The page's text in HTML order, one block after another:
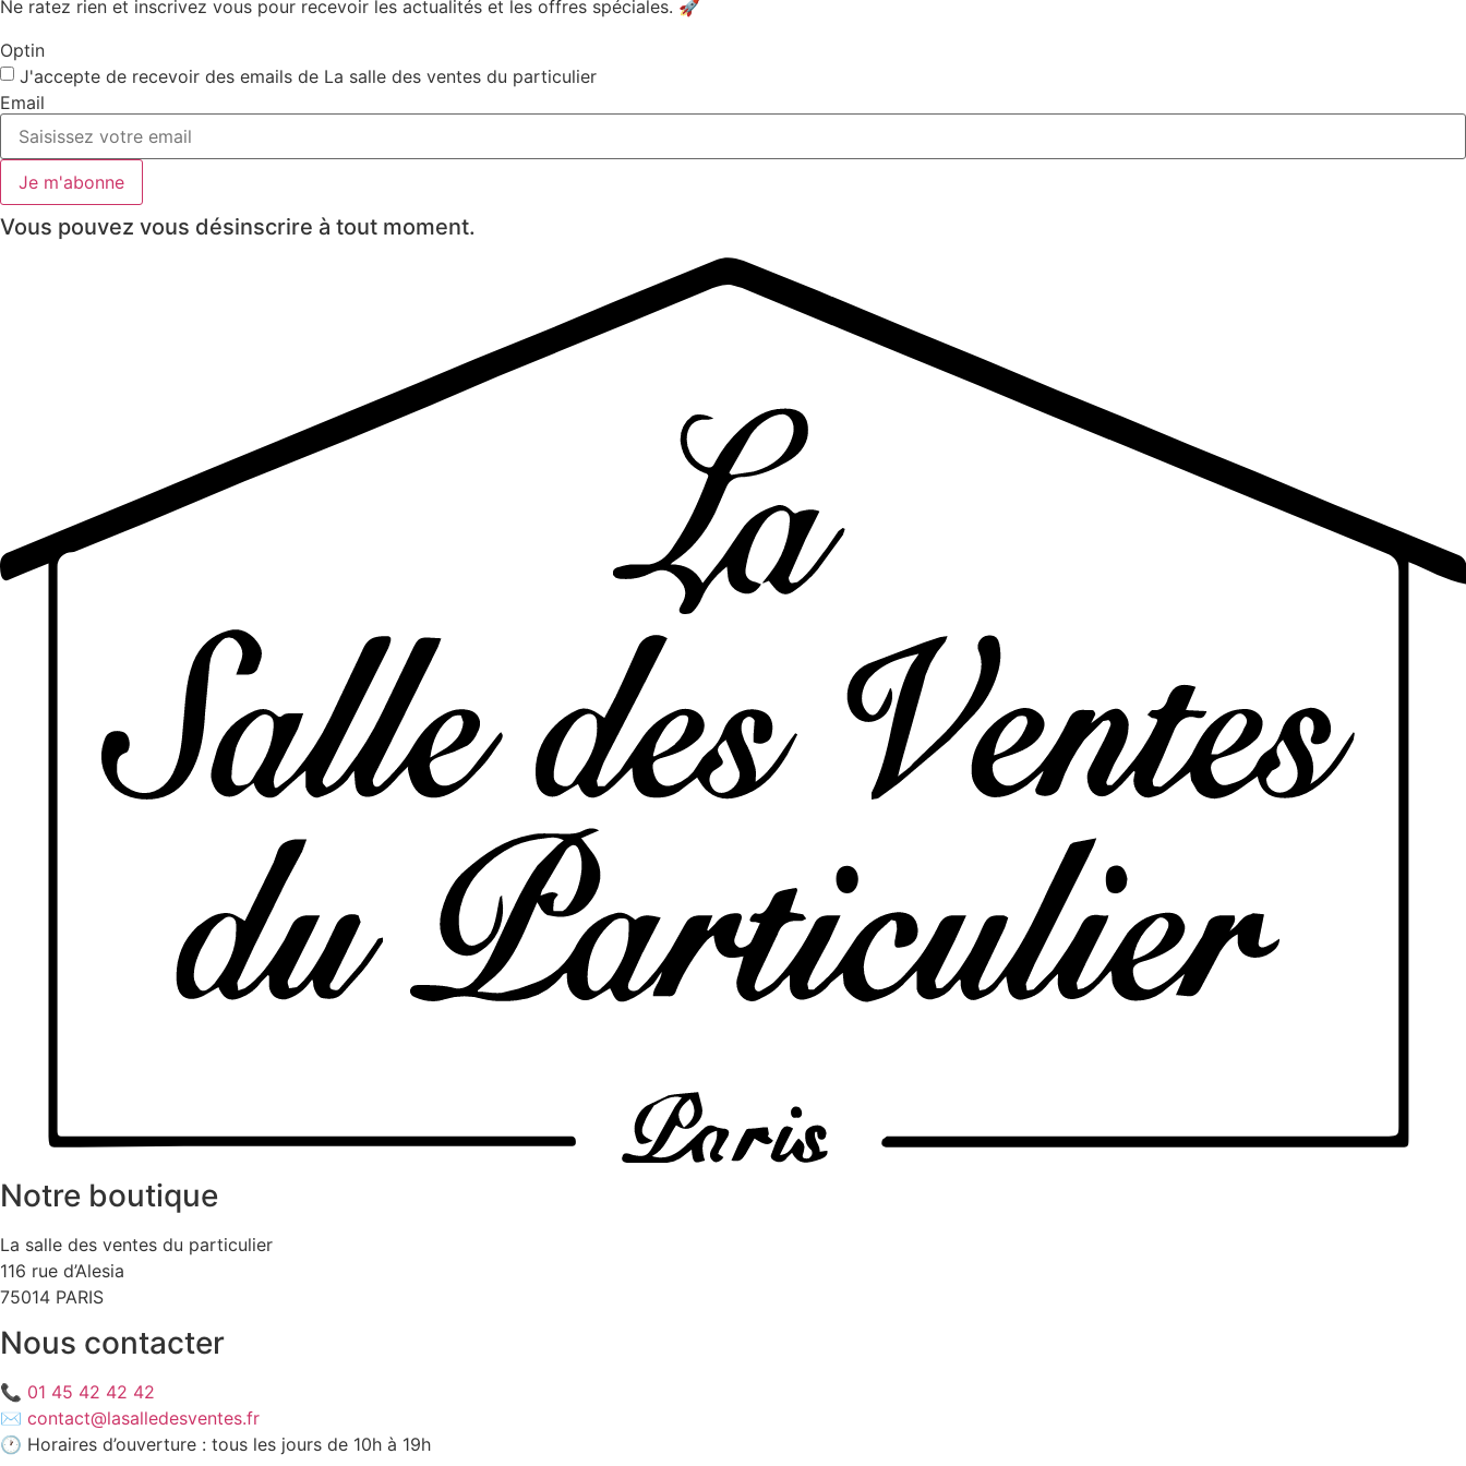
Ne ratez rien et inscrivez vous pour recevoir les actualités et les offres spéciales. 🚀​
Optin
J'accepte de recevoir des emails de La salle des ventes du particulier
Email
Je m'abonne
Vous pouvez vous désinscrire à tout moment.
Notre boutique
La salle des ventes du particulier
116 rue d’Alesia
75014 PARIS
Nous contacter
📞 01 45 42 42 42
✉️ contact@lasalledesventes.fr
🕐 Horaires d’ouverture : tous les jours de 10h à 19h